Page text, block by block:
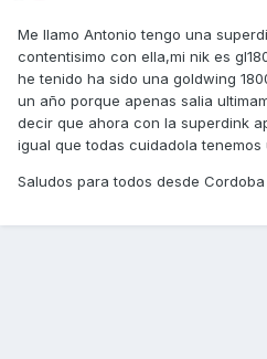
Me llamo Antonio tengo una
contentisimo con ella,mi nik es
he tenido ha sido una goldwing
un año porque apenas salia
decir que ahora con la superdink
igual que todas cuidadola tenemos
Saludos para todos desde Cordoba